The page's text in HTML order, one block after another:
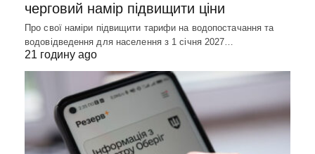
черговий намір підвищити ціни
Про свої наміри підвищити тарифи на водопостачання та
водовідведення для населення з 1 січня 2027…
21 годину ago